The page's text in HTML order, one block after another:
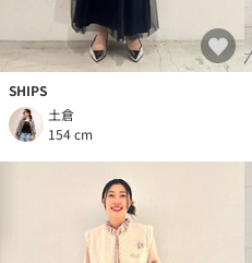
SHIPS
土倉
154 cm